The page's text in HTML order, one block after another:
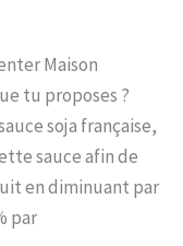
Maison
tu proposes ?
soja française,
sauce afin de
en diminuant par
par